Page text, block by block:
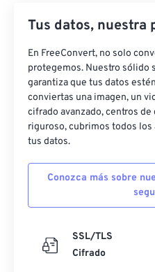
Tus datos, nuestra
En FreeConvert, no solo
protegemos. Nuestro sólido
garantiza que tus datos
conviertas una imagen, un
cifrado avanzado, centros
riguroso, cubrimos todos
tus datos.
Conozca más sobre
SSL/TLS
Cifrado